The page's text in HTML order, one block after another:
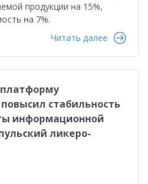
продукции на 15%,
на 7%.
Читать далее
стабильность
информационной
ликеро-